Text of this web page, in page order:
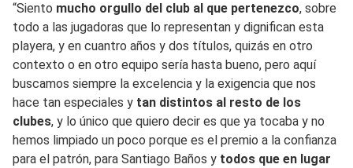
“Siento mucho orgullo del club al que pertenezco, sobre
todo a las jugadoras que lo representan y dignifican esta
playera, y en cuantro años y dos títulos, quizás en otro
contexto o en otro equipo sería hasta bueno, pero aquí
buscamos siempre la excelencia y la exigencia que nos
hace tan especiales y tan distintos al resto de los
clubes, y lo único que quiero decir es que ya tocaba y no
hemos limpiado un poco porque es el premio a la confianza
para el patrón, para Santiago Baños y todos que en lugar